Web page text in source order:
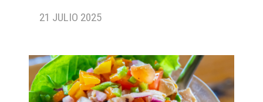
21 JULIO 2025